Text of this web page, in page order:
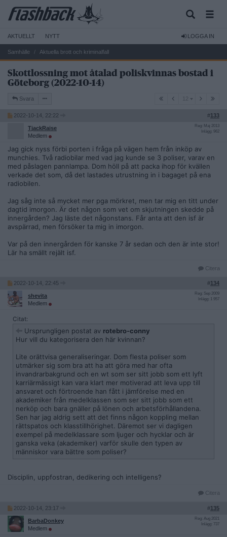
AKTUELLT NYTT LOGGA IN
Samhälle Aktuella brott och kriminalfall
Skottlossning mot åtalad poliskvinnas bostad i
Göteborg (2022-10-14)
Svara
2022-10-14, 22:22 #133
TjackRaise
Medlem
Reg: Maj 2013
Inlägg: 962
Jag gick nyss förbi porten i fråga på vägen hem från inköp av
munchies. Två radiobilar med vad jag kunde se 3 poliser, varav en
med påslagen pannlampa. Dom höll på att packa ihop för kvällen
verkade det som, då det lastades utrustning in i bagaget på ena
radiobilen.
Jag såg inte så mycket mer pga mörkret, men tar mig en titt under
dagtid imorgon. Är det någon som vet om skjutningen skedde på
innergården? Jag läste det någonstans. Får anta att den isf är
avspärrad, men försöker ta mig in imorgon.
Var på den innergården för kanske 7 år sedan och den är inte stor!
Lär ha smällt rejält isf.
Citera
2022-10-14, 22:45 #134
shevita
Medlem
Reg: Sep 2009
Inlägg: 1 957
Citat:
Ursprungligen postat av rotebro-conny
Hur vill du kategorisera den här kvinnan?
Lite orättvisa generaliseringar. Dom flesta poliser som
utmärker sig som bra att ha att göra med har ofta
invandrarbakgrund och en wt som ser sitt jobb som ett lyft
karriärmässigt kan vara klart mer motiverad att leva upp till
ansvaret och förtroende han fått i jämförelse med en
akademiker från medelklassen som ser sitt jobb som ett
nerköp och bara gnäller på lönen och arbetsförhållandena.
Sen har jag aldrig sett att det finns någon koppling mellan
rättspatos och klasstillhörighet. Däremot ser vi dagligen
exempel på medelklassare som ljuger och hycklar och är
ganska veka (akademiker) varför skulle den typen av
människor vara bättre som poliser?
Disciplin, uppfostran, dedikering och intelligens?
Citera
2022-10-14, 23:17 #135
BarbaDonkey
Medlem
Reg: Aug 2021
Inlägg: 737